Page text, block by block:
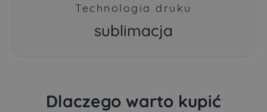
Technologia druku
sublimacja
Dlaczego warto kupić